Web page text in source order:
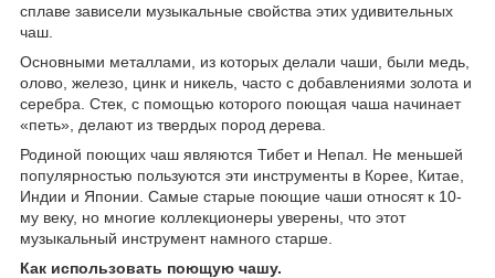
сплаве зависели музыкальные свойства этих удивительных
чаш.
Основными металлами, из которых делали чаши, были медь,
олово, железо, цинк и никель, часто с добавлениями золота и
серебра. Стек, с помощью которого поющая чаша начинает
«петь», делают из твердых пород дерева.
Родиной поющих чаш являются Тибет и Непал. Не меньшей
популярностью пользуются эти инструменты в Корее, Китае,
Индии и Японии. Самые старые поющие чаши относят к 10-
му веку, но многие коллекционеры уверены, что этот
музыкальный инструмент намного старше.
Как использовать поющую чашу.